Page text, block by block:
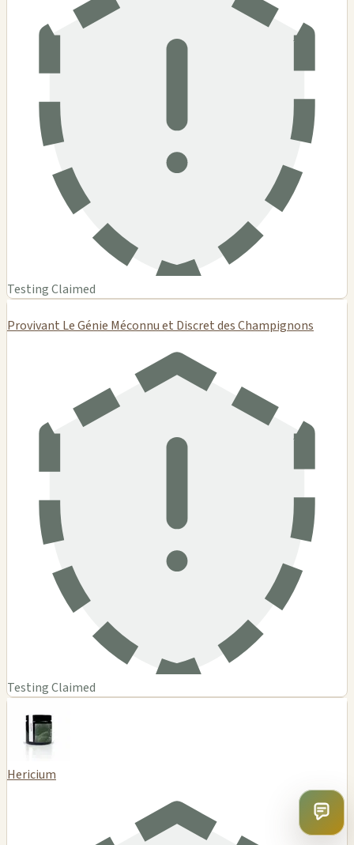
Testing Claimed
Provivant Le Génie Méconnu et Discret des Champignons
Testing Claimed